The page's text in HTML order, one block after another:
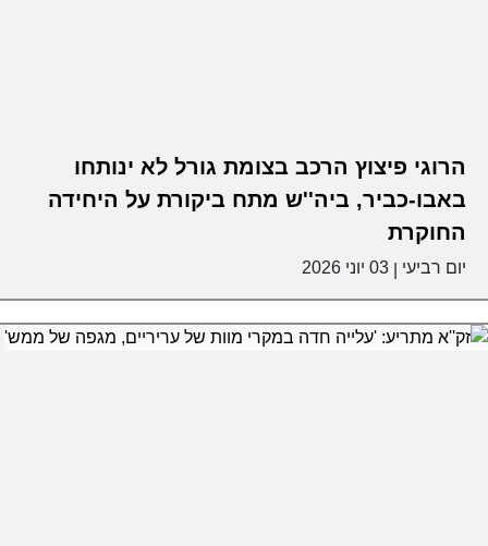
הרוגי פיצוץ הרכב בצומת גורל לא ינותחו
באבו-כביר, ביה''ש מתח ביקורת על היחידה
החוקרת
יום רביעי 03 יוני 2026